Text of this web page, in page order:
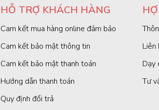
HỖ TRỢ KHÁCH HÀNG
Cam kết mua hàng online đảm bảo
Cam kết bảo mật thông tin
Cam kết bảo mật thanh toán
Hướng dẫn thanh toán
Quy định đổi trả
Dạy
Tư